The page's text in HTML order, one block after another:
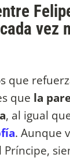
vez
que
que la
, al igual
. Aunque
Príncipe,